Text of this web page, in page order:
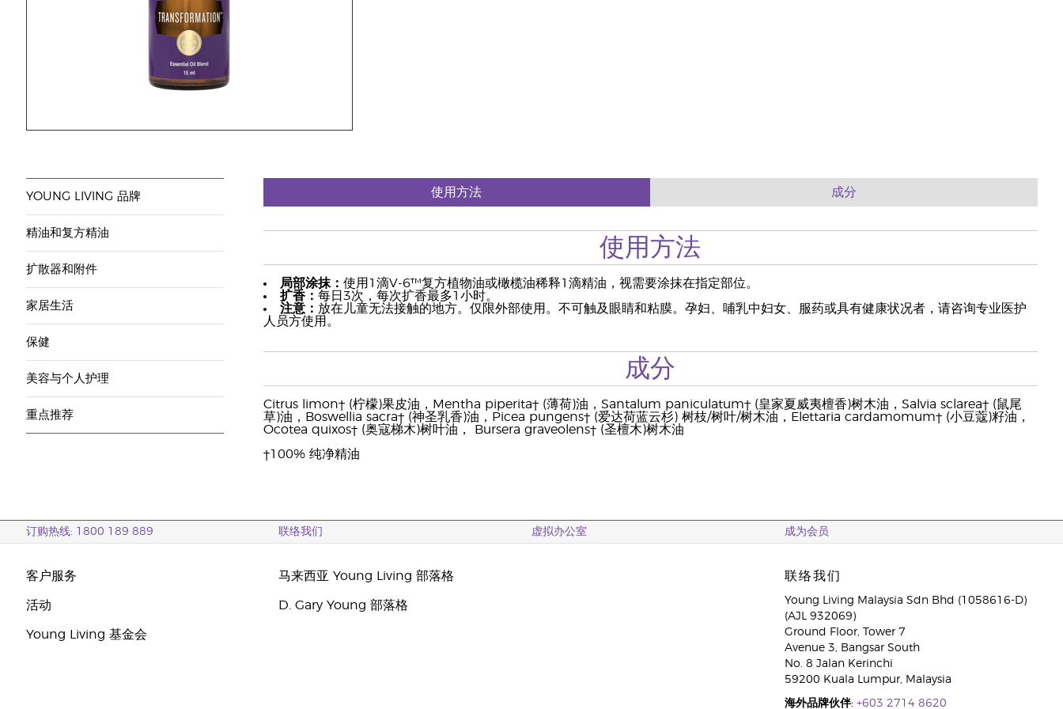
YOUNG LIVING 品牌
精油和复方精油
扩散器和附件
家居生活
保健
美容与个人护理
重点推荐
使用方法 成分
使用方法
局部涂抹： 使用1滴V-6™复方植物油或橄榄油稀释1滴精油，视需要涂抹在指定部位。
扩香： 每日3次，每次扩香最多1小时。
注意： 放在儿童无法接触的地方。仅限外部使用。不可触及眼睛和粘膜。孕妇、哺乳中妇女、服药或具有健康状况者，请咨询专业医护
人员方使用。
成分
Citrus limon† (柠檬)果皮油，Mentha piperita† (薄荷)油，Santalum paniculatum† (皇家夏威夷檀香)树木油，Salvia sclarea† (鼠尾
草)油，Boswellia sacra† (神圣乳香)油，Picea pungens† (爱达荷蓝云杉) 树枝/树叶/树木油，Elettaria cardamomum† (小豆蔻)籽油，
Ocotea quixos† (奥寇梯木)树叶油， Bursera graveolens† (圣檀木)树木油
†100% 纯净精油
订购热线: 1800 189 889 联络我们 虚拟办公室 成为会员
客户服务
活动
Young Living 基金会
马来西亚 Young Living 部落格
D. Gary Young 部落格
联络我们
Young Living Malaysia Sdn Bhd (1058616-D)
(AJL 932069)
Ground Floor, Tower 7
Avenue 3, Bangsar South
No. 8 Jalan Kerinchi
59200 Kuala Lumpur, Malaysia
海外品牌伙伴: +603 2714 8620